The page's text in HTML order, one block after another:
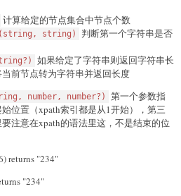
计算给定的节点集合中节点个数
string)
判断第一个字符串是否
如果给定了字符串则返回字符串长
前节点转为字符串并返回长度
number, number?)
第一个参数指
位置（xpath索引都是从1开始），第三
注意在xpath的语法里这，不是结束的位
returns "234"
"234"